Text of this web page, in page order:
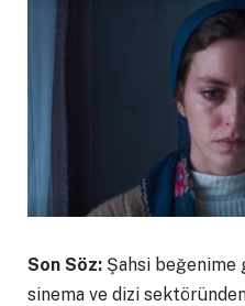
Son Söz: Şahsi beğenime
sinema ve dizi sektöründen